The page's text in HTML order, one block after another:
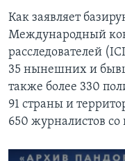
Как заявляет
Международный
расследователей
35 нынешних и
также более 330
91 страны и
650 журналистов со